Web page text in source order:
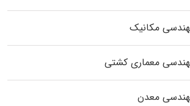
مکانیک
معماری کشتی
معدن